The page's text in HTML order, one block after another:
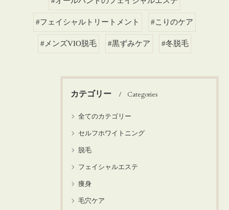
#フェイシャルトリートメント #こりのケア
#メンズVIO脱毛 #黒ずみケア #冬脱毛
カテゴリー Categories
全てのカテゴリー
セルフホワイトニング
脱毛
フェイシャルエステ
痩身
毛穴ケア